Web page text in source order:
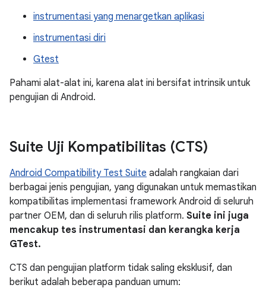
instrumentasi yang menargetkan aplikasi
instrumentasi diri
Gtest
Pahami alat-alat ini, karena alat ini bersifat intrinsik untuk
pengujian di Android.
Suite Uji Kompatibilitas (CTS)
Android Compatibility Test Suite adalah rangkaian dari
berbagai jenis pengujian, yang digunakan untuk memastikan
kompatibilitas implementasi framework Android di seluruh
partner OEM, dan di seluruh rilis platform. Suite ini juga
mencakup tes instrumentasi dan kerangka kerja
GTest.
CTS dan pengujian platform tidak saling eksklusif, dan
berikut adalah beberapa panduan umum: